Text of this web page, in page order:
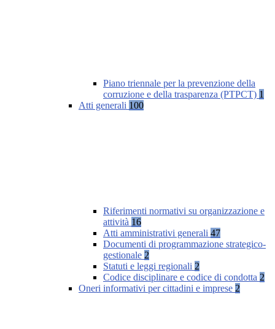
Piano triennale per la prevenzione della
corruzione e della trasparenza (PTPCT) 1
Atti generali 100
Riferimenti normativi su organizzazione e
attività 16
Atti amministrativi generali 47
Documenti di programmazione strategico-
gestionale 2
Statuti e leggi regionali 2
Codice disciplinare e codice di condotta 2
Oneri informativi per cittadini e imprese 2